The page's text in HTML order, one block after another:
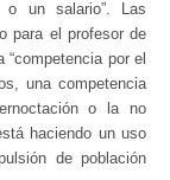
un salario”. Las
para el profesor de
por el
una competencia
o la no
haciendo un uso
de población